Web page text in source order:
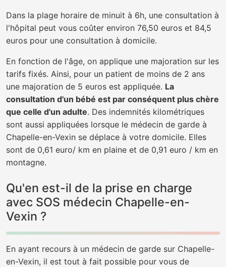
Dans la plage horaire de minuit à 6h, une consultation à
l'hôpital peut vous coûter environ 76,50 euros et 84,5
euros pour une consultation à domicile.
En fonction de l'âge, on applique une majoration sur les
tarifs fixés. Ainsi, pour un patient de moins de 2 ans
une majoration de 5 euros est appliquée. La
consultation d'un bébé est par conséquent plus chère
que celle d'un adulte. Des indemnités kilométriques
sont aussi appliquées lorsque le médecin de garde à
Chapelle-en-Vexin se déplace à votre domicile. Elles
sont de 0,61 euro/ km en plaine et de 0,91 euro / km en
montagne.
Qu'en est-il de la prise en charge
avec SOS médecin Chapelle-en-
Vexin ?
En ayant recours à un médecin de garde sur Chapelle-
en-Vexin, il est tout à fait possible pour vous de